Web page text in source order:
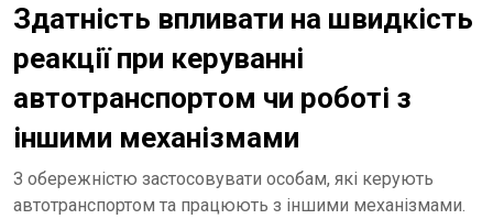
Здатність впливати на швидкість
реакції при керуванні
автотранспортом чи роботі з
іншими механізмами
З обережністю застосовувати особам, які керують
автотранспортом та працюють з іншими механізмами.